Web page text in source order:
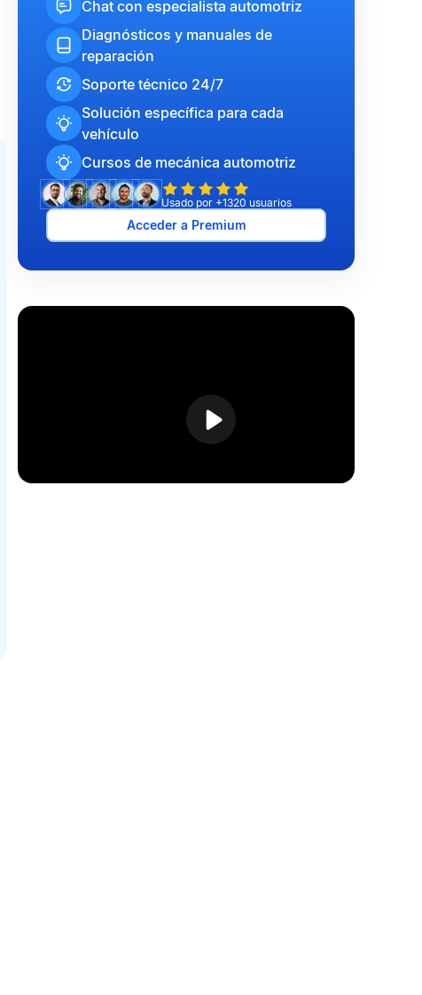
Chat con especialista automotriz
Diagnósticos y manuales de
reparación
Soporte técnico 24/7
Solución específica para cada
vehículo
Cursos de mecánica automotriz
Usado por +1320 usuarios
Acceder a Premium